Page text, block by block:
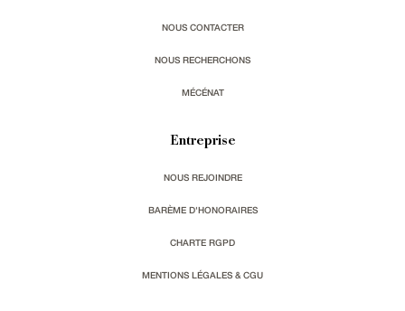
NOUS CONTACTER
NOUS RECHERCHONS
MÉCÉNAT
Entreprise
NOUS REJOINDRE
BARÈME D'HONORAIRES
CHARTE RGPD
MENTIONS LÉGALES & CGU